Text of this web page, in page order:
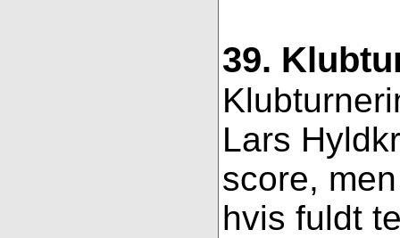
39.
Lars
score,
hvis fuldt